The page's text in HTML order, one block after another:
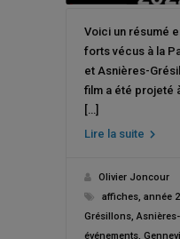
Voici un résumé
forts vécus à la
et Asnières-
film a été projeté
[…]
Lire la suite
Olivier Joncour
affiches, année
Grésillons,
événements,